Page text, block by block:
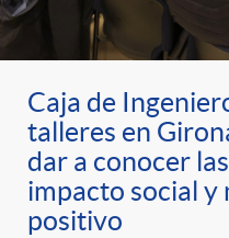
Caja de
talleres en
dar a conocer
impacto social
positivo